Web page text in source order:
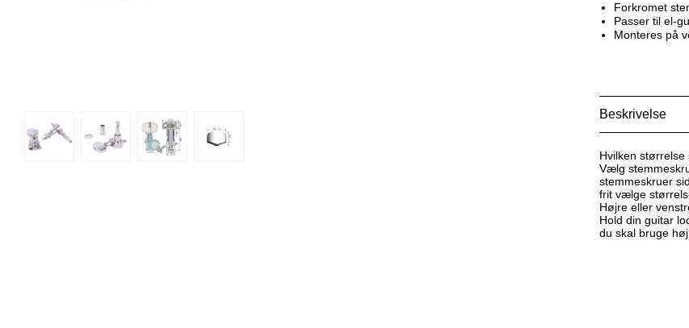
Forkromet
Passer til el-
Monteres på
Beskrivelse
Hvilken
Vælg
stemmeskruer
frit vælge
Højre eller
Hold din guitar
du skal bruge